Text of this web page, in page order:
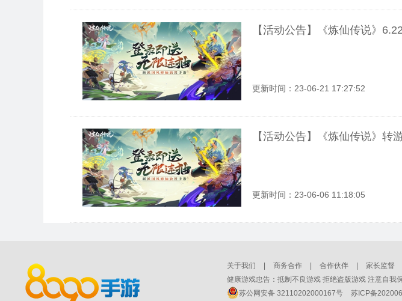
<
<
更新时间：23-06-21 17:27:52
【活动公告】《炼仙传说》转
更新时间：23-06-06 11:18:05
关于我们 商务合作 合作伙伴 家长监督
健康游戏忠告：抵制不良游戏 拒绝盗版游戏 注意自我
苏公网安备 32110202000167号
苏ICP备